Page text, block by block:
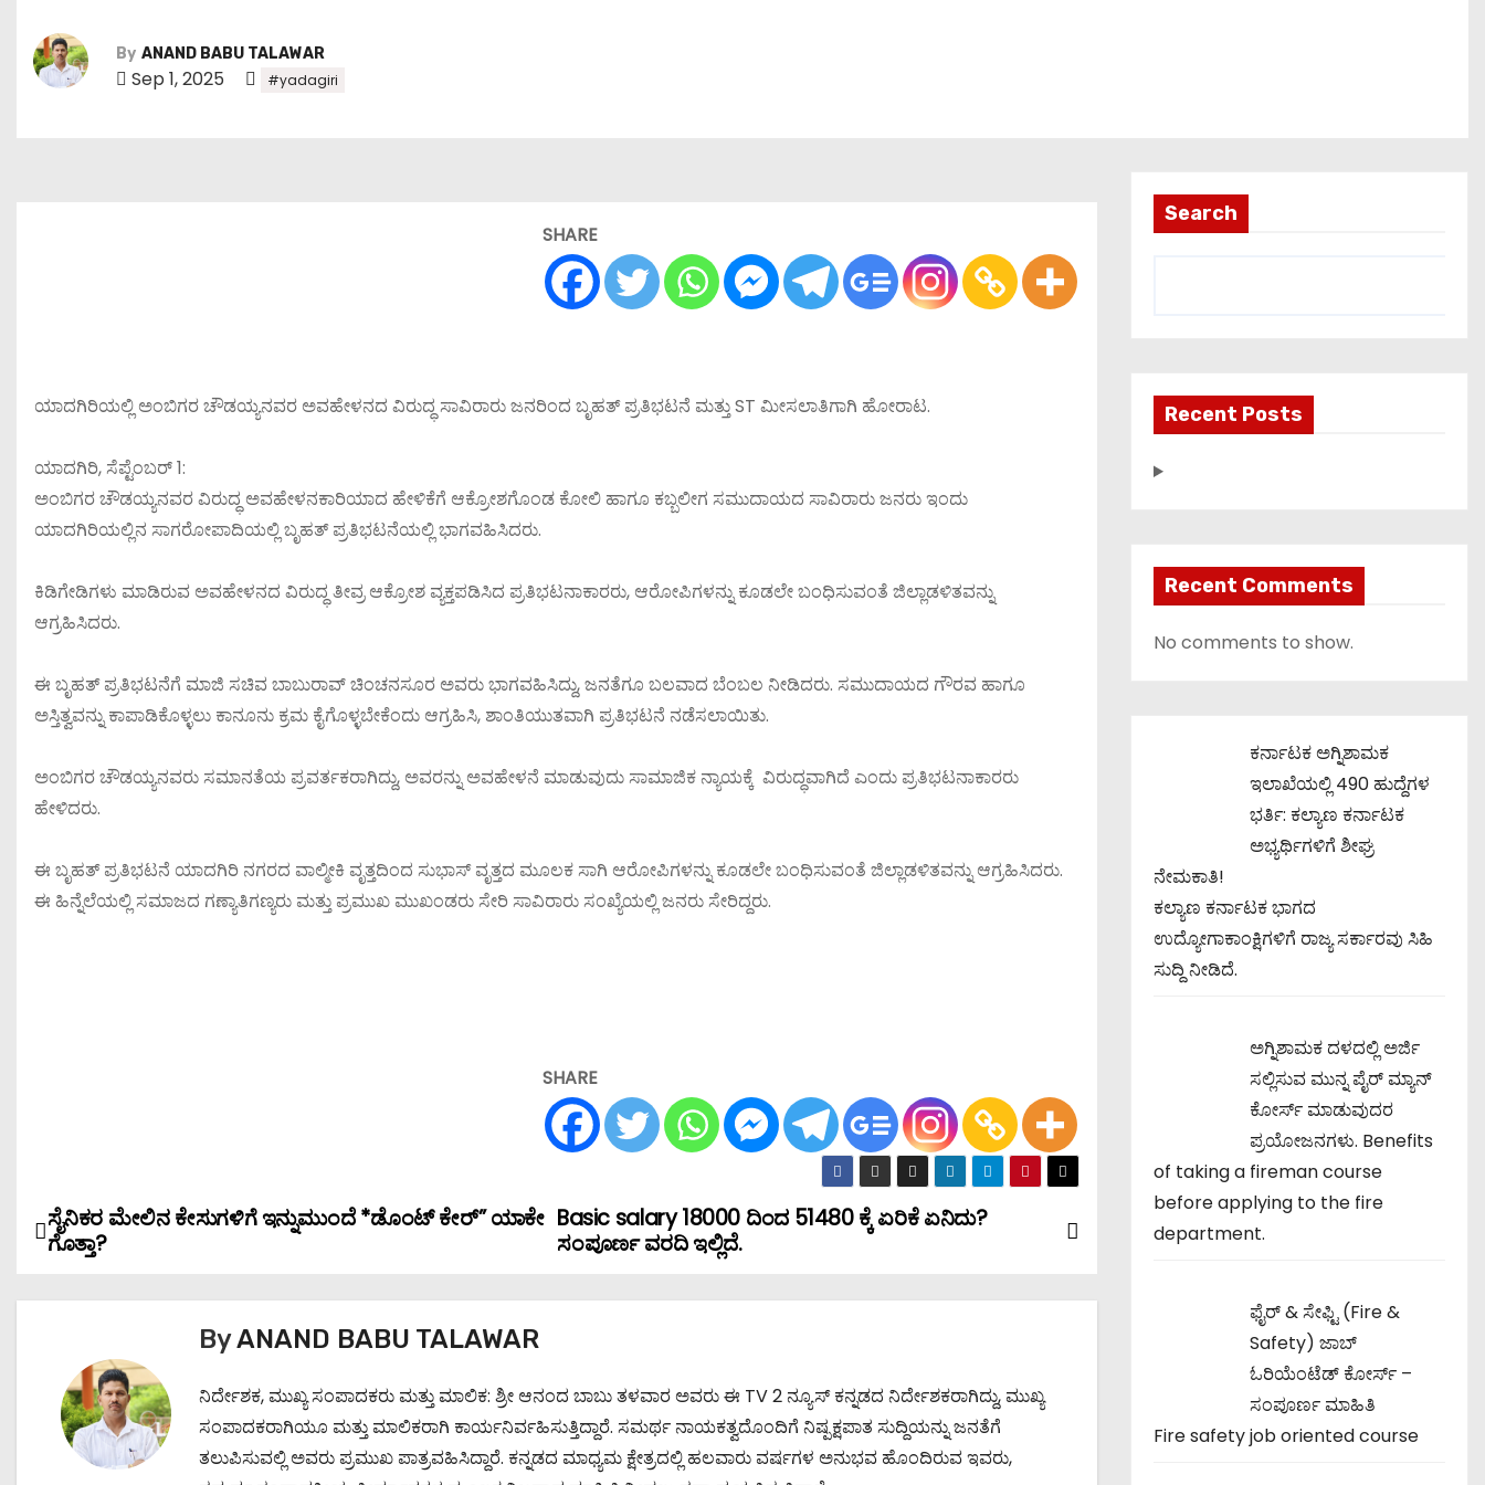
By ANAND BABU TALAWAR
Sep 1, 2025 #yadagiri
SHARE
ಯಾದಗಿರಿಯಲ್ಲಿ ಅಂಬಿಗರ ಚೌಡಯ್ಯನವರ ಅವಹೇಳನದ ವಿರುದ್ಧ ಸಾವಿರಾರು ಜನರಿಂದ ಬೃಹತ್ ಪ್ರತಿಭಟನೆ ಮತ್ತು ST ಮೀಸಲಾತಿಗಾಗಿ ಹೋರಾಟ.
ಯಾದಗಿರಿ, ಸೆಪ್ಟೆಂಬರ್ 1:
ಅಂಬಿಗರ ಚೌಡಯ್ಯನವರ ವಿರುದ್ಧ ಅವಹೇಳನಕಾರಿಯಾದ ಹೇಳಿಕೆಗೆ ಆಕ್ರೋಶಗೊಂಡ ಕೋಲಿ ಹಾಗೂ ಕಬ್ಬಲೀಗ ಸಮುದಾಯದ ಸಾವಿರಾರು ಜನರು ಇಂದು
ಯಾದಗಿರಿಯಲ್ಲಿನ ಸಾಗರೋಪಾದಿಯಲ್ಲಿ ಬೃಹತ್ ಪ್ರತಿಭಟನೆಯಲ್ಲಿ ಭಾಗವಹಿಸಿದರು.
ಕಿಡಿಗೇಡಿಗಳು ಮಾಡಿರುವ ಅವಹೇಳನದ ವಿರುದ್ಧ ತೀವ್ರ ಆಕ್ರೋಶ ವ್ಯಕ್ತಪಡಿಸಿದ ಪ್ರತಿಭಟನಾಕಾರರು, ಆರೋಪಿಗಳನ್ನು ಕೂಡಲೇ ಬಂಧಿಸುವಂತೆ ಜಿಲ್ಲಾಡಳಿತವನ್ನು
ಆಗ್ರಹಿಸಿದರು.
ಈ ಬೃಹತ್ ಪ್ರತಿಭಟನೆಗೆ ಮಾಜಿ ಸಚಿವ ಬಾಬುರಾವ್ ಚಿಂಚನಸೂರ ಅವರು ಭಾಗವಹಿಸಿದ್ದು, ಜನತೆಗೂ ಬಲವಾದ ಬೆಂಬಲ ನೀಡಿದರು. ಸಮುದಾಯದ ಗೌರವ ಹಾಗೂ
ಅಸ್ತಿತ್ವವನ್ನು ಕಾಪಾಡಿಕೊಳ್ಳಲು ಕಾನೂನು ಕ್ರಮ ಕೈಗೊಳ್ಳಬೇಕೆಂದು ಆಗ್ರಹಿಸಿ, ಶಾಂತಿಯುತವಾಗಿ ಪ್ರತಿಭಟನೆ ನಡೆಸಲಾಯಿತು.
ಅಂಬಿಗರ ಚೌಡಯ್ಯನವರು ಸಮಾನತೆಯ ಪ್ರವರ್ತಕರಾಗಿದ್ದು, ಅವರನ್ನು ಅವಹೇಳನೆ ಮಾಡುವುದು ಸಾಮಾಜಿಕ ನ್ಯಾಯಕ್ಕೆ ವಿರುದ್ಧವಾಗಿದೆ ಎಂದು ಪ್ರತಿಭಟನಾಕಾರರು
ಹೇಳಿದರು.
ಈ ಬೃಹತ್ ಪ್ರತಿಭಟನೆ ಯಾದಗಿರಿ ನಗರದ ವಾಲ್ಮೀಕಿ ವೃತ್ತದಿಂದ ಸುಭಾಸ್ ವೃತ್ತದ ಮೂಲಕ ಸಾಗಿ ಆರೋಪಿಗಳನ್ನು ಕೂಡಲೇ ಬಂಧಿಸುವಂತೆ ಜಿಲ್ಲಾಡಳಿತವನ್ನು ಆಗ್ರಹಿಸಿದರು.
ಈ ಹಿನ್ನೆಲೆಯಲ್ಲಿ ಸಮಾಜದ ಗಣ್ಯಾತಿಗಣ್ಯರು ಮತ್ತು ಪ್ರಮುಖ ಮುಖಂಡರು ಸೇರಿ ಸಾವಿರಾರು ಸಂಖ್ಯೆಯಲ್ಲಿ ಜನರು ಸೇರಿದ್ದರು.
SHARE
P
Basic salary 18000 ದಿಂದ 51480 ಕ್ಕೆ ಏರಿಕೆ ಏನಿದು?
ಸಂಪೂರ್ಣ ವರದಿ ಇಲ್ಲಿದೆ.
ಸೈನಿಕರ ಮೇಲಿನ ಕೇಸುಗಳಿಗೆ ಇನ್ನುಮುಂದೆ *ಡೊಂಟ್ ಕೇರ್” ಯಾಕೇ
ಗೊತ್ತಾ?
ByANAND BABU TALAWAR
ನಿರ್ದೇಶಕ, ಮುಖ್ಯ ಸಂಪಾದಕರು ಮತ್ತು ಮಾಲಿಕ: ಶ್ರೀ ಆನಂದ ಬಾಬು ತಳವಾರ ಅವರು ಈ TV 2 ನ್ಯೂಸ್ ಕನ್ನಡದ ನಿರ್ದೇಶಕರಾಗಿದ್ದು, ಮುಖ್ಯ
ಸಂಪಾದಕರಾಗಿಯೂ ಮತ್ತು ಮಾಲಿಕರಾಗಿ ಕಾರ್ಯನಿರ್ವಹಿಸುತ್ತಿದ್ದಾರೆ. ಸಮರ್ಥ ನಾಯಕತ್ವದೊಂದಿಗೆ ನಿಷ್ಪಕ್ಷಪಾತ ಸುದ್ದಿಯನ್ನು ಜನತೆಗೆ
ತಲುಪಿಸುವಲ್ಲಿ ಅವರು ಪ್ರಮುಖ ಪಾತ್ರವಹಿಸಿದ್ದಾರೆ. ಕನ್ನಡದ ಮಾಧ್ಯಮ ಕ್ಷೇತ್ರದಲ್ಲಿ ಹಲವಾರು ವರ್ಷಗಳ ಅನುಭವ ಹೊಂದಿರುವ ಇವರು,
Search
Recent Posts
Recent Comments
No comments to show.
ಕರ್ನಾಟಕ ಅಗ್ನಿಶಾಮಕ
ಇಲಾಖೆಯಲ್ಲಿ 490 ಹುದ್ದೆಗಳ
ಭರ್ತಿ: ಕಲ್ಯಾಣ ಕರ್ನಾಟಕ
ಅಭ್ಯರ್ಥಿಗಳಿಗೆ ಶೀಘ್ರ
ನೇಮಕಾತಿ!
ಕಲ್ಯಾಣ ಕರ್ನಾಟಕ ಭಾಗದ
ಉದ್ಯೋಗಾಕಾಂಕ್ಷಿಗಳಿಗೆ ರಾಜ್ಯ ಸರ್ಕಾರವು ಸಿಹಿ
ಸುದ್ದಿ ನೀಡಿದೆ.
ಅಗ್ನಿಶಾಮಕ ದಳದಲ್ಲಿ ಅರ್ಜಿ
ಸಲ್ಲಿಸುವ ಮುನ್ನ ಪೈರ್ ಮ್ಯಾನ್
ಕೋರ್ಸ್ ಮಾಡುವುದರ
ಪ್ರಯೋಜನಗಳು. Benefits
of taking a fireman course
before applying to the fire
department.
ಫೈರ್ & ಸೇಫ್ಟಿ (Fire &
Safety) ಜಾಬ್
ಓರಿಯೆಂಟೆಡ್ ಕೋರ್ಸ್ –
ಸಂಪೂರ್ಣ ಮಾಹಿತಿ
Fire safety job oriented course